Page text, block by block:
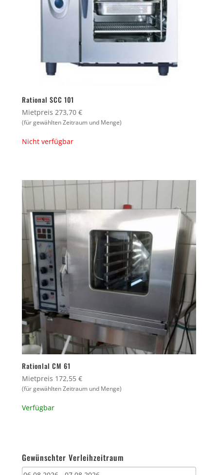
Rational SCC 101
Mietpreis 273,70 €
(für gewählten Zeitraum und Menge)
Nicht verfügbar
Rationlal CM 61
Mietpreis 172,55 €
(für gewählten Zeitraum und Menge)
Verfügbar
Gewünschter Verleihzeitraum